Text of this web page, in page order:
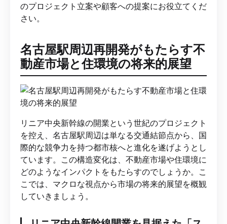
のプロジェクト立案や顧客への提案にお役立てくだ
さい。
名古屋駅周辺再開発がもたらす不
動産市場と住環境の将来的展望
リニア中央新幹線の開業という世紀のプロジェクト
を控え、名古屋駅周辺は単なる交通結節点から、国
際的な競争力を持つ都市核へと進化を遂げようとし
ています。この構造変化は、不動産市場や住環境に
どのようなインパクトをもたらすのでしょうか。こ
こでは、マクロな視点から市場の将来的展望を概観
していきましょう。